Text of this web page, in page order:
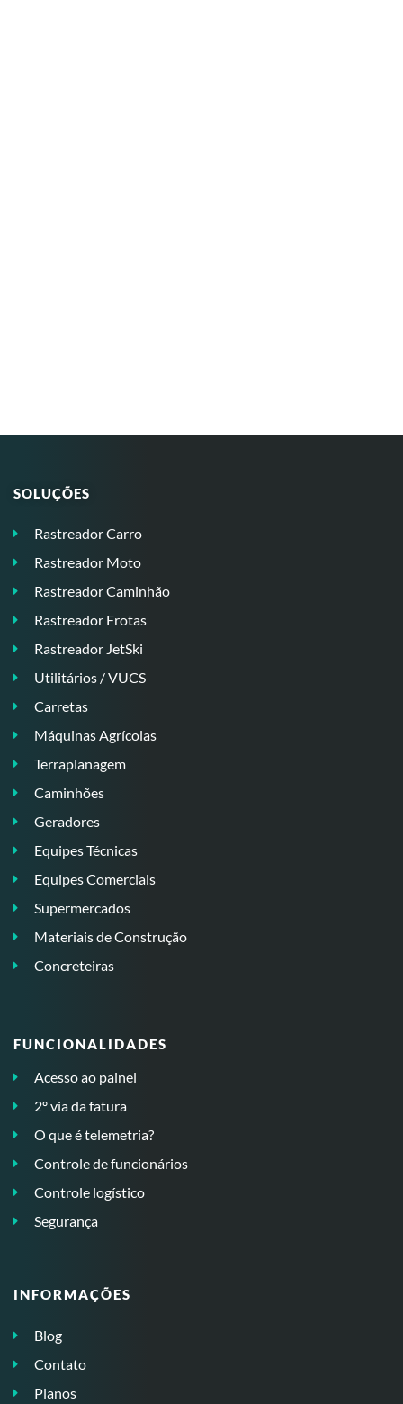
SOLUÇÕES
Rastreador Carro
Rastreador Moto
Rastreador Caminhão
Rastreador Frotas
Rastreador JetSki
Utilitários / VUCS
Carretas
Máquinas Agrícolas
Terraplanagem
Caminhões
Geradores
Equipes Técnicas
Equipes Comerciais
Supermercados
Materiais de Construção
Concreteiras
FUNCIONALIDADES
Acesso ao painel
2º via da fatura
O que é telemetria?
Controle de funcionários
Controle logístico
Segurança
INFORMAÇÕES
Blog
Contato
Planos